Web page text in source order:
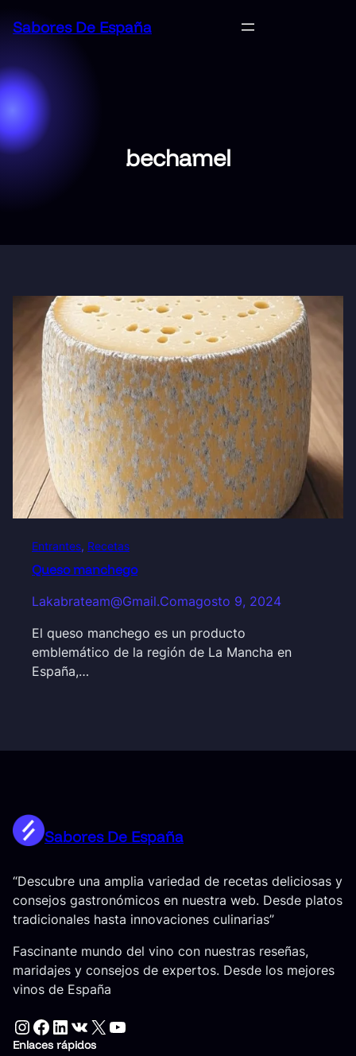
Sabores De España
bechamel
Entrantes, Recetas
Queso manchego
Lakabrateam@gmail.comagosto 9, 2024
El queso manchego es un producto
emblemático de la región de La Mancha en
España,…
Sabores De España
“Descubre una amplia variedad de recetas deliciosas y
consejos gastronómicos en nuestra web. Desde platos
tradicionales hasta innovaciones culinarias”
Fascinante mundo del vino con nuestras reseñas,
maridajes y consejos de expertos. Desde los mejores
vinos de España
Instagram Facebook LinkedIn VK X YouTube
Enlaces rápidos